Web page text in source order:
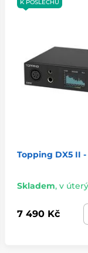
K POSLECHU
Topping DX5 II
Skladem, v úterý
7 490 Kč